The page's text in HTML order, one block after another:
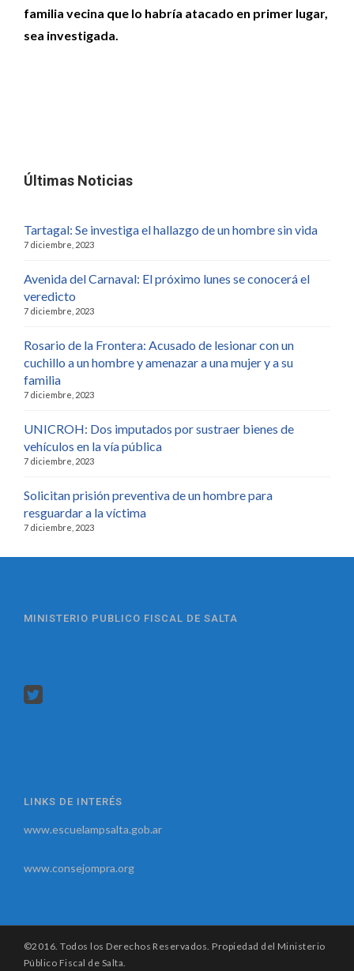
familia vecina que lo habría atacado en primer lugar,
sea investigada.
Últimas Noticias
Tartagal: Se investiga el hallazgo de un hombre sin vida
7 diciembre, 2023
Avenida del Carnaval: El próximo lunes se conocerá el
veredicto
7 diciembre, 2023
Rosario de la Frontera: Acusado de lesionar con un
cuchillo a un hombre y amenazar a una mujer y a su
familia
7 diciembre, 2023
UNICROH: Dos imputados por sustraer bienes de
vehículos en la vía pública
7 diciembre, 2023
Solicitan prisión preventiva de un hombre para
resguardar a la víctima
7 diciembre, 2023
MINISTERIO PUBLICO FISCAL DE SALTA
LINKS DE INTERÉS
www.escuelampsalta.gob.ar
www.consejompra.org
©2016. Todos los Derechos Reservados. Propiedad del Ministerio
Público Fiscal de Salta.